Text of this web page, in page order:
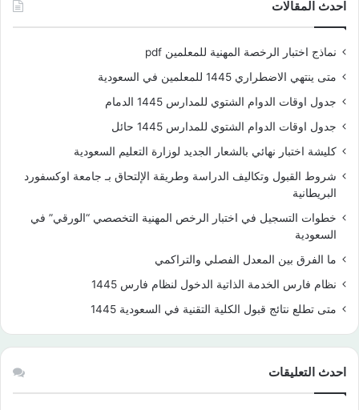
احدث المقالات
نماذج اختبار الرخصة المهنية للمعلمين pdf
متى ينتهي الاضطراري 1445 للمعلمين في السعودية
جدول اوقات الدوام الشتوي للمدارس 1445 الدمام
جدول اوقات الدوام الشتوي للمدارس 1445 حائل
كليشة اختبار نهائي بالشعار الجديد لوزارة التعليم السعودية
شروط القبول وتكاليف الدراسة وطريقة الإلتحاق بـ جامعة اوكسفورد
البريطانية
خطوات التسجيل في اختبار الرخص المهنية التخصصي “الورقي” في
السعودية
ما الفرق بين المعدل الفصلي والتراكمي
نظام فارس الخدمة الذاتية الدخول لنظام فارس 1445
متى تطلع نتائج قبول الكلية التقنية في السعودية 1445
احدث التعليقات